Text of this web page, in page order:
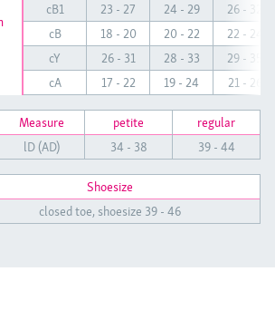
cB1
23 - 27 24 - 29
26 - 32
cB
18 - 20 20 - 22
22 - 24
cY
26 - 31 28 - 33
29 - 35
cA
17 - 22 19 - 24 21 - 26
Measure petite
regular
lD (AD) 34 - 38 39 - 44
Shoesize
closed toe, shoesize 39 - 46